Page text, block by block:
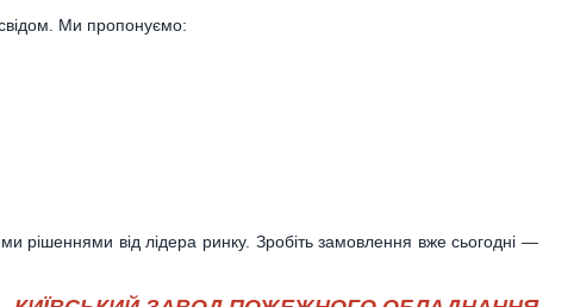
Ми пропонуємо:
рішеннями від лідера ринку. Зробіть замовлення вже сьогодні —